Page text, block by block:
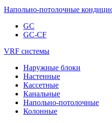
Напольно-потолочные
GC
GC-CF
VRF системы
Наружные блоки
Настенные
Кассетные
Канальные
Напольно-потолочные
Колонные